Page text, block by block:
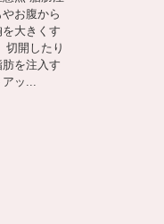
お腹から
大きくす
切開したり
を注入す
ッ...